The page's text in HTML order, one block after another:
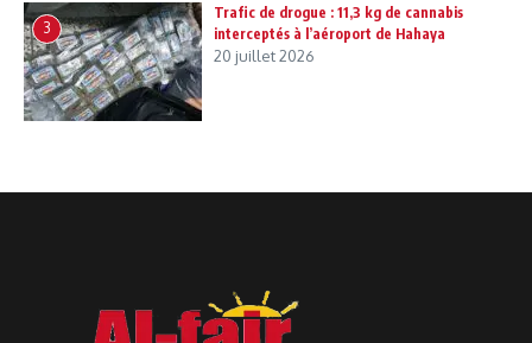
3
Trafic de drogue : 11,3 kg de cannabis
interceptés à l’aéroport de Hahaya
20 juillet 2026